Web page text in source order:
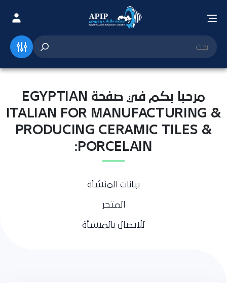
مرحبا بكم في صفحة EGYPTIAN
ITALIAN FOR MANUFACTURING &
PRODUCING CERAMIC TILES &
PORCELAIN:
بيانات المنشأة
المتجر
للاتصال بالمنشأة